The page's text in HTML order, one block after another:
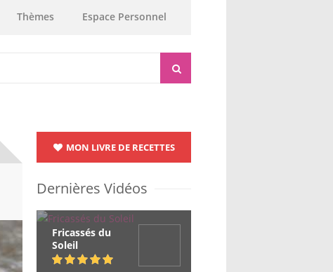
Thèmes Espace Personnel
MON LIVRE DE RECETTES
Dernières Vidéos
Fricassés du
Soleil